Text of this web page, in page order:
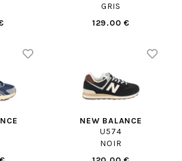
GRIS
129.00 €
NEW BALANCE
U574
NOIR